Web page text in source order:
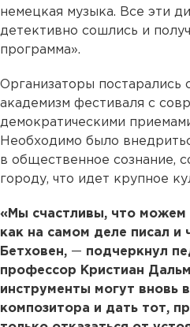
немецкая музыка. Все эти
детективно сошлись и
программа».
Организаторы постарались
академизм фестиваля с
демократическими
Необходимо было
в общественное сознание,
городу, что идет крупное
«Мы счастливы, что можем
как на самом деле писал и
Бетховен, — подчеркнул
профессор Кристиан
инструменты могут вновь
композитора и дать тот,